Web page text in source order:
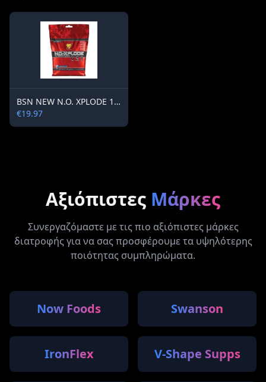
BSN NEW N.O. XPLODE 12 doses
€19.97
Αξιόπιστες Μάρκες
Συνεργαζόμαστε με τις πιο αξιόπιστες μάρκες
διατροφής για να σας προσφέρουμε τα υψηλότερης
ποιότητας συμπληρώματα.
Now Foods Swanson
IronFlex V-Shape Supps